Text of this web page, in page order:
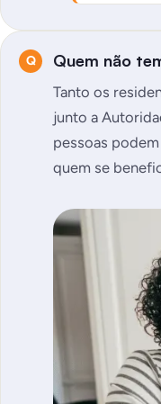
Quem não
Tanto os
junto a
pessoas
quem se